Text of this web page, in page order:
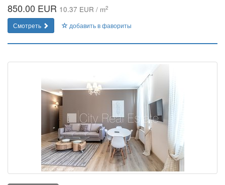
850.00 EUR 10.37 EUR / m2
Смотреть добавить в фавориты